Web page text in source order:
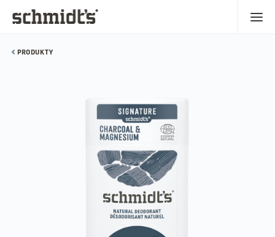
PRODUKTY